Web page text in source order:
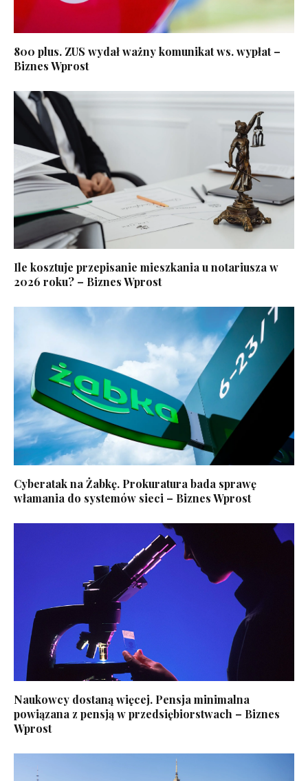
800 plus. ZUS wydał ważny komunikat ws. wypłat –
Biznes Wprost
Ile kosztuje przepisanie mieszkania u notariusza w
2026 roku? – Biznes Wprost
Cyberatak na Żabkę. Prokuratura bada sprawę
włamania do systemów sieci – Biznes Wprost
Naukowcy dostaną więcej. Pensja minimalna
powiązana z pensją w przedsiębiorstwach – Biznes
Wprost